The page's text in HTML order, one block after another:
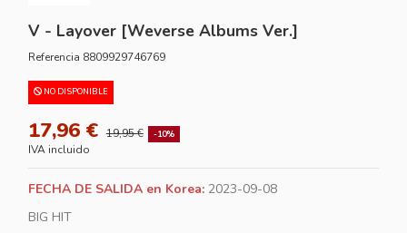
V - Layover [Weverse Albums Ver.]
Referencia 8809929746769
NO DISPONIBLE
17,96 € 19,95 € -10%
IVA incluido
FECHA DE SALIDA en Korea: 2023-09-08
BIG HIT